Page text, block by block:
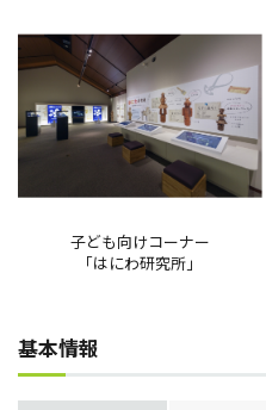
子ども向けコーナー
「はにわ研究所」
基本情報